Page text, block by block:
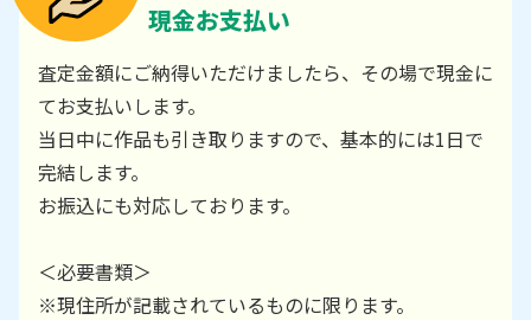
現金お支払い
査定金額にご納得いただけましたら、その場で現金に
てお支払いします。
当日中に作品も引き取りますので、基本的には1日で
完結します。
お振込にも対応しております。
＜必要書類＞
※現住所が記載されているものに限ります。